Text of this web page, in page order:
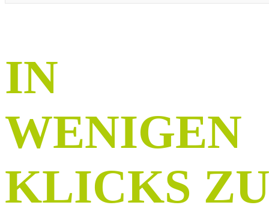
Mindelheim
Quelle: Bayer.
Landesamt für Denkmalpflege
IN
WENIGEN
KLICKS